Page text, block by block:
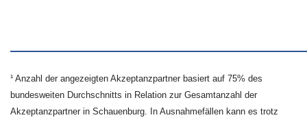
¹ Anzahl der angezeigten Akzeptanzpartner basiert auf 75% des
bundesweiten Durchschnitts in Relation zur Gesamtanzahl der
Akzeptanzpartner in Schauenburg. In Ausnahmefällen kann es trotz